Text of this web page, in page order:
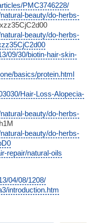
PMC3746228/
beauty/do-herbs-
beauty/do-herbs-
09/30/biotin-hair-skin-
basics/protein.html
Hair-Loss-Alopecia-
beauty/do-herbs-
beauty/do-herbs-
repair/natural-oils
04/08/1208/
introduction.htm